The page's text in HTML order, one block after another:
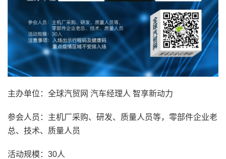
主办单位：全球汽贸网 汽车经理人 智享新动力
参会人员：主机厂采购、研发、质量人员等，零部件企业老
总、技术、质量人员
活动规模：30人